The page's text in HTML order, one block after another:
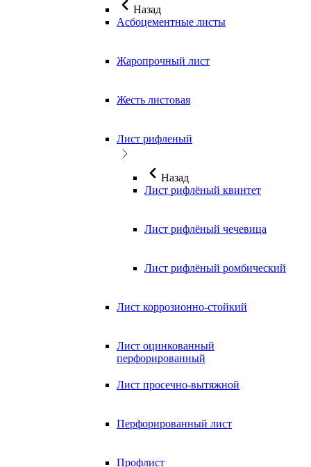
Назад
Асбоцементные листы
Жаропрочный лист
Жесть листовая
Лист рифленый
Назад
Лист рифлёный квинтет
Лист рифлёный чечевица
Лист рифлёный ромбический
Лист коррозионно-стойкий
Лист оцинкованный
перфорированный
Лист просечно-вытяжной
Перфорированный лист
Профлист